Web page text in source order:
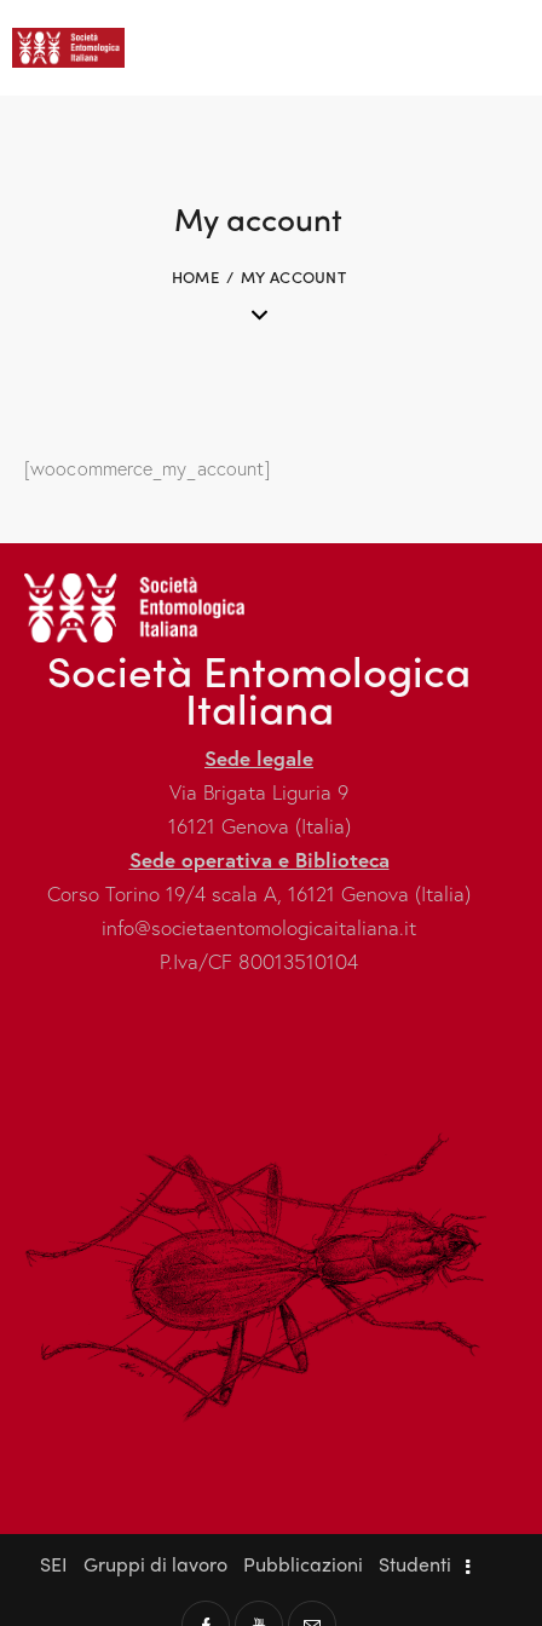
My account
HOME MY ACCOUNT
[woocommerce_my_account]
Società Entomologica
Italiana
Sede legale
Via Brigata Liguria 9
16121 Genova (Italia)
Sede operativa e Biblioteca
Corso Torino 19/4 scala A, 16121 Genova (Italia)
info@societaentomologicaitaliana.it
P.Iva/CF 80013510104
SEI Gruppi di lavoro Pubblicazioni Studenti